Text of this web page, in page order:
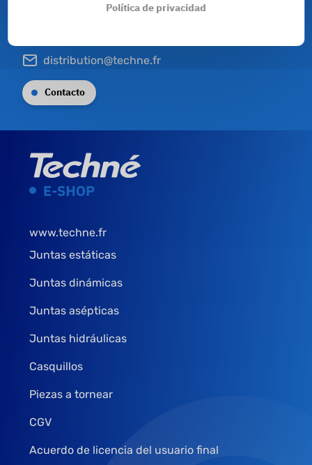
distribution@techne.fr
Contacto
www.techne.fr
Juntas estáticas
Juntas dinámicas
Juntas asépticas
Juntas hidráulicas
Casquillos
Piezas a tornear
CGV
Acuerdo de licencia del usuario final
Política de privacidad